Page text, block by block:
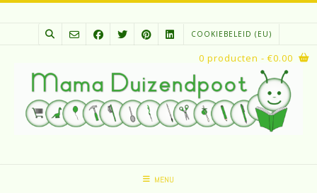
Spring
COOKIEBELEID (EU)
MENU
0 producten - €0.00